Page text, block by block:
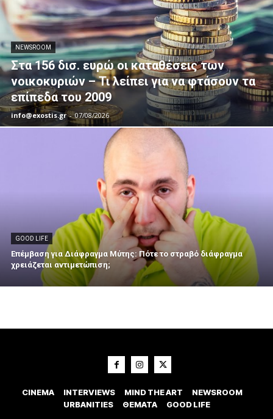
NEWSROOM
Στα 156 δισ. ευρώ οι καταθέσεις των
νοικοκυριών – Τι λείπει για να φτάσουν τα
επίπεδα του 2009
info@exostis.gr - 07/08/2026
GOOD LIFE
Επέμβαση για Διάφραγμα Μύτης: Πότε το στραβό διάφραγμα
χρειάζεται αντιμετώπιση;
CINEMA INTERVIEWS MIND THE ART
NEWSROOM
URBANITIES
ΘΕΜΑΤΑ GOOD LIFE